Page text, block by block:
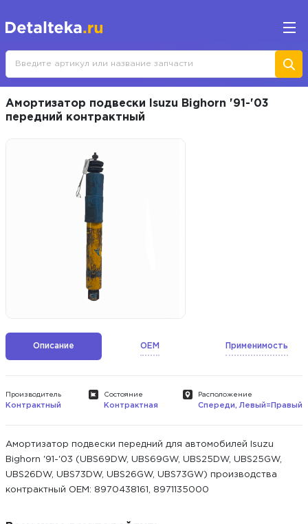
Амортизатор подвески Isuzu Bighorn '91-'03
передний контрактный
Описание OEM Применимость
Производитель
Контрактный
Состояние
Контрактная
Расположение
Спереди, Левый=Правый
Амортизатор подвески передний для автомобилей Isuzu
Bighorn '91-'03 (UBS69DW, UBS69GW, UBS25DW, UBS25GW,
UBS26DW, UBS73DW, UBS26GW, UBS73GW) производства
контрактный ОЕМ: 8970438161, 8971135000